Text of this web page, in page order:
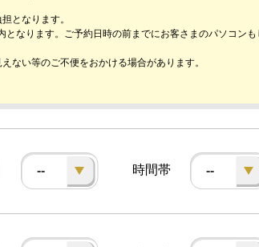
となります。
なります。ご予約日時の前までにお客さまのパソコン
ない等のご不便をおかける場合があります。
-- 時間帯 --